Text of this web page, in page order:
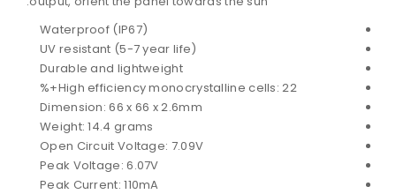
Waterproof (IP67)
UV resistant (5-7 year life)
Durable and lightweight
High efficiency monocrystalline cells: 22+%
Dimension: 66 x 66 x 2.6mm
Weight: 14.4 grams
Open Circuit Voltage: 7.09V
Peak Voltage: 6.07V
Peak Current: 110mA